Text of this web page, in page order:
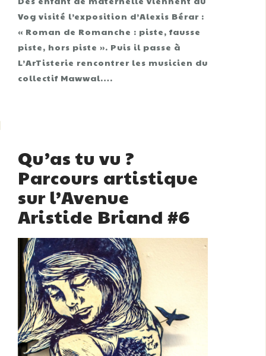
Vog visité l’exposition d’Alexis Bérar :
« Roman de Romanche : piste, fausse
piste, hors piste ». Puis il passe à
L’ArTisterie rencontrer les musicien du
collectif Mawwal….
Qu’as tu vu ?
Parcours artistique
sur l’Avenue
Aristide Briand #6